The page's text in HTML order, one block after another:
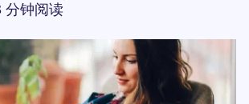
分钟阅读